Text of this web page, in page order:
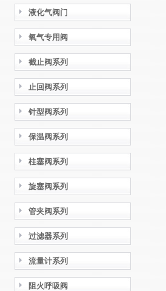
液化气阀门
氧气专用阀
截止阀系列
止回阀系列
针型阀系列
保温阀系列
柱塞阀系列
旋塞阀系列
管夹阀系列
过滤器系列
流量计系列
阻火呼吸阀